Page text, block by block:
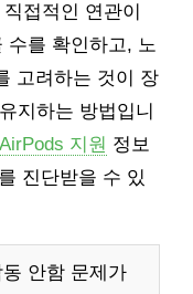
접적인 연관이
수를 확인하고, 노
고려하는 것이 장
지하는 방법입니
AirPods 지원 정보
진단받을 수 있
안함 문제가